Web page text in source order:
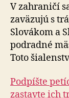
V zahraničí
zaväzujú s
Slovákom a
podradné
Toto
Podpíšte
zastavte ich